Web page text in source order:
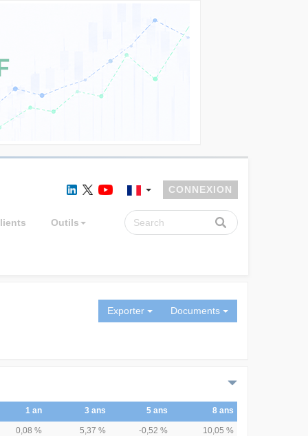
Outils
CONNEXION
Exporter Documents
1 an 3 ans 5 ans 8 ans
0,08 % 5,37 % -0,52 %
10,05 %